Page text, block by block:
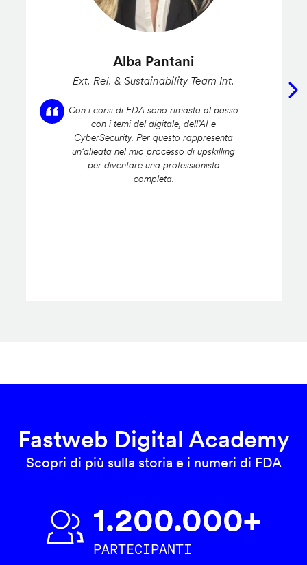
Alba Pantani
Ext. Rel. & Sustainability Team Int.
Con i corsi di FDA sono rimasta al passo
con i temi del digitale, dell’AI e
CyberSecurity. Per questo rappresenta
un’alleata nel mio processo di upskilling
per diventare una professionista
completa.
Fastweb Digital Academy
Scopri di più sulla storia e i numeri di FDA
1.200.000+
PARTECIPANTI